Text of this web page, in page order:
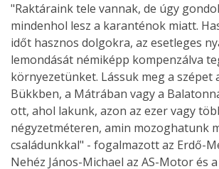
"Raktáraink tele vannak, de úgy
mindenhol lesz a karanténok miatt.
időt hasznos dolgokra, az esetleges
lemondását némiképp kompenzálva
környezetünket. Lássuk meg a szépet
Bükkben, a Mátrában vagy a
ott, ahol lakunk, azon az ezer vagy
négyzetméteren, amin mozoghatunk
családunkkal" - fogalmazott az Erdő-
Nehéz János-Michael az AS-Motor és